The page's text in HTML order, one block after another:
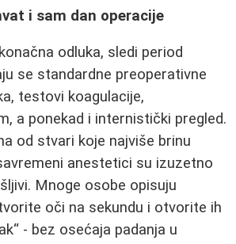
i sam dan operacije
odluka, sledi period
se standardne preoperativne
testovi koagulacije,
a ponekad i internistički pregled.
od stvari koje najviše brinu
anestetici su izuzetno
Mnoge osobe opisuju
oči na sekundu i otvorite ih
- bez osećaja padanja u